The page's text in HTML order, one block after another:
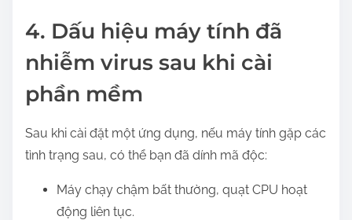
4. Dấu hiệu máy tính đã
nhiễm virus sau khi cài
phần mềm
Sau khi cài đặt một ứng dụng, nếu máy tính gặp các
tình trạng sau, có thể bạn đã dính mã độc:
Máy chạy chậm bất thường, quạt CPU hoạt
động liên tục.